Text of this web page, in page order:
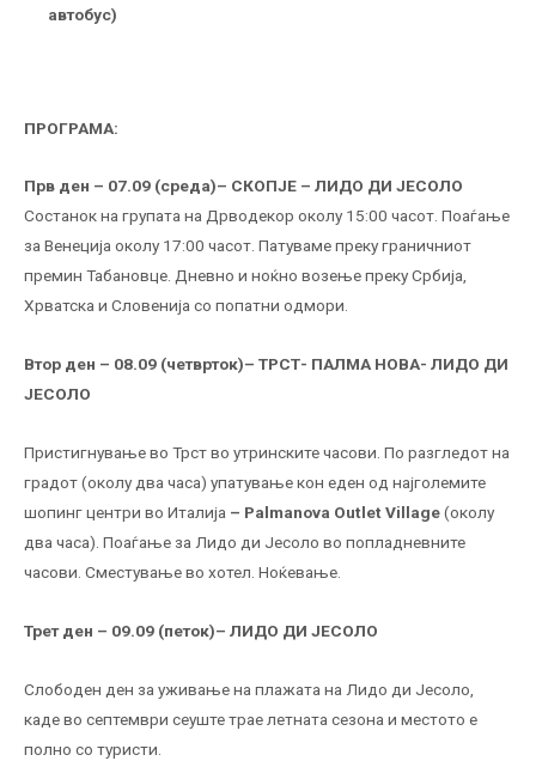
автобус)
ПРОГРАМА:
Прв ден – 07.09 (среда)– СКОПЈЕ – ЛИДО ДИ ЈЕСОЛО
Состанок на групата на Дрводекор околу 15:00 часот. Поаѓање
за Венеција околу 17:00 часот. Патуваме преку граничниот
премин Табановце. Дневно и ноќно возење преку Србија,
Хрватска и Словенија со попатни одмори.
Втор ден – 08.09 (четврток)– ТРСТ- ПАЛМА НОВА- ЛИДО ДИ
ЈЕСОЛО
Пристигнување во Трст во утринските часови. По разгледот на
градот (околу два часа) упатување кон еден од најголемите
шопинг центри во Италија – Palmanova Outlet Village(околу
два часа). Поаѓање за Лидо ди Јесоло во попладневните
часови. Сместување во хотел. Ноќевање.
Трет ден – 09.09 (петок)– ЛИДО ДИ ЈЕСОЛО
Слободен ден за уживање на плажата на Лидо ди Јесоло,
каде во септември сеуште трае летната сезона и местото е
полно со туристи.